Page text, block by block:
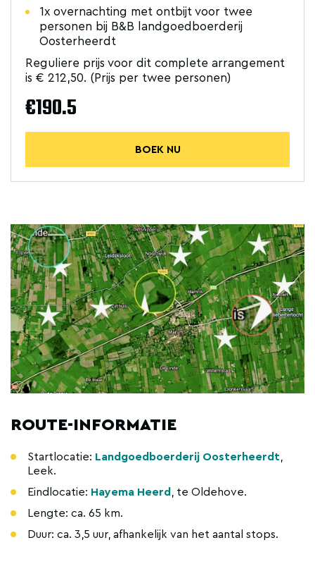
1x overnachting met ontbijt voor twee
personen bij B&B landgoedboerderij
Oosterheerdt
Reguliere prijs voor dit complete arrangement
is € 212,50. (Prijs per twee personen)
€190.5
BOEK NU
ROUTE-INFORMATIE
Startlocatie: Landgoedboerderij Oosterheerdt
Leek.
Eindlocatie: Hayema Heerd
, te Oldehove.
Lengte: ca. 65 km.
Duur: ca. 3,5 uur, afhankelijk van het aantal stops.